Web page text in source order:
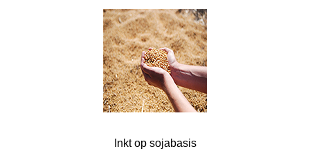
Inkt op sojabasis